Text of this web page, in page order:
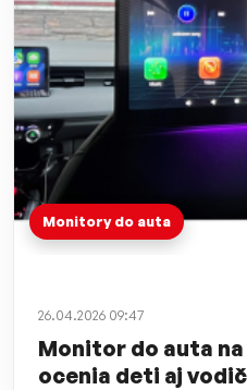
Monitory do auta
26.04.2026 09:47
Monitor do auta
ocenia deti aj